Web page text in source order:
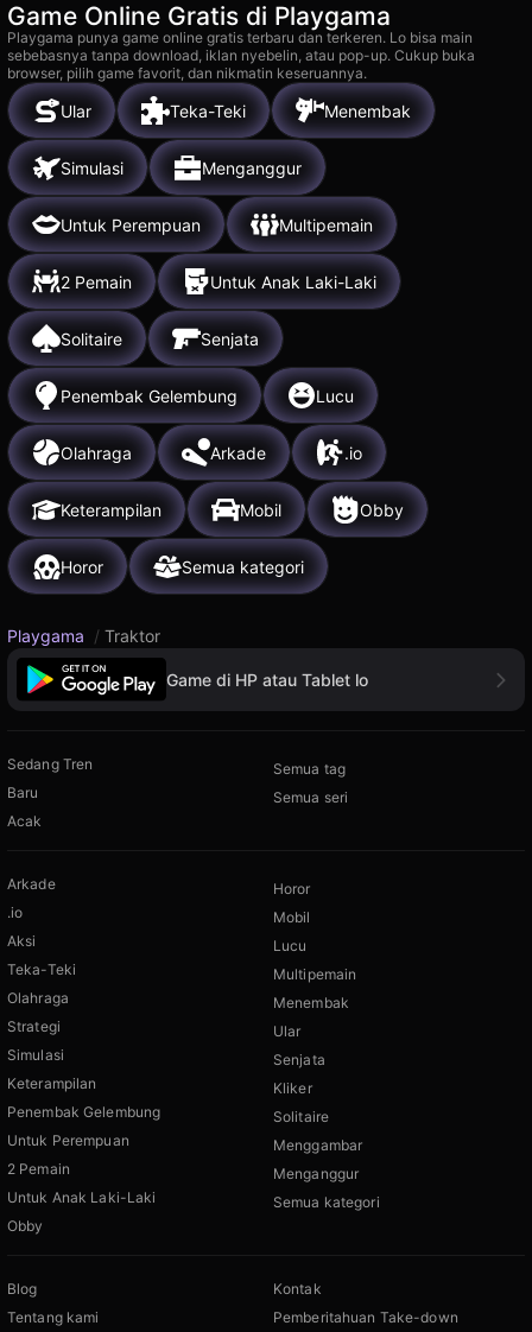
Game Online Gratis di Playgama
Playgama punya game online gratis terbaru dan terkeren. Lo bisa main
sebebasnya tanpa download, iklan nyebelin, atau pop-up. Cukup buka
browser, pilih game favorit, dan nikmatin keseruannya.
Ular Teka-Teki Menembak
Simulasi Menganggur
Untuk Perempuan Multipemain
2 Pemain Untuk Anak Laki-Laki
Solitaire Senjata
Penembak Gelembung Lucu
Olahraga Arkade .io
Keterampilan Mobil Obby
Horor Semua kategori
Playgama / Traktor
Game di HP atau Tablet lo
Sedang Tren
Baru
Acak
Semua tag
Semua seri
Arkade
.io
Aksi
Teka-Teki
Olahraga
Strategi
Simulasi
Keterampilan
Penembak Gelembung
Untuk Perempuan
2 Pemain
Untuk Anak Laki-Laki
Obby
Horor
Mobil
Lucu
Multipemain
Menembak
Ular
Senjata
Kliker
Solitaire
Menggambar
Menganggur
Semua kategori
Blog
Tentang kami
Kontak
Pemberitahuan Take-down